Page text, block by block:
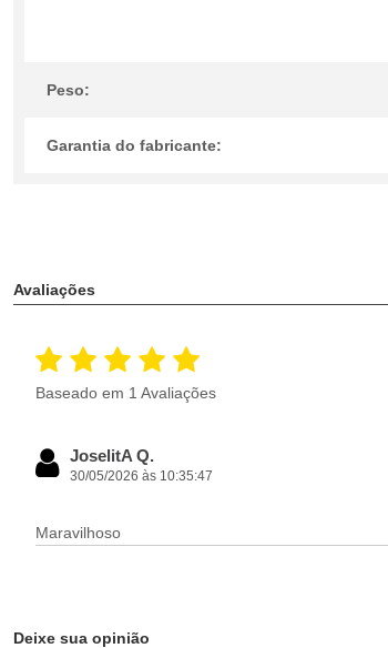
Peso:
Garantia do fabricante:
Avaliações
Baseado em 1 Avaliações
JoselitA Q.
30/05/2026 às 10:35:47
Maravilhoso
Deixe sua opinião